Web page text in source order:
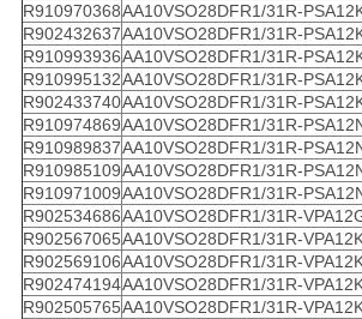
R910970368AA10VSO28DFR1/31R-
R902432637AA10VSO28DFR1/31R-
R910993936AA10VSO28DFR1/31R-
R910995132AA10VSO28DFR1/31R-
R902433740AA10VSO28DFR1/31R-
R910974869AA10VSO28DFR1/31R-
R910989837AA10VSO28DFR1/31R-
R910985109AA10VSO28DFR1/31R-
R910971009AA10VSO28DFR1/31R-
R902534686AA10VSO28DFR1/31R-
R902567065AA10VSO28DFR1/31R-
R902569106AA10VSO28DFR1/31R-
R902474194AA10VSO28DFR1/31R-
R902505765AA10VSO28DFR1/31R-